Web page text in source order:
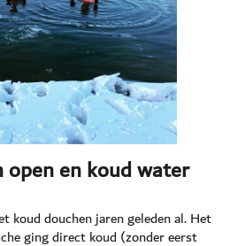
open en koud water
koud douchen jaren geleden al. Het
ging direct koud (zonder eerst